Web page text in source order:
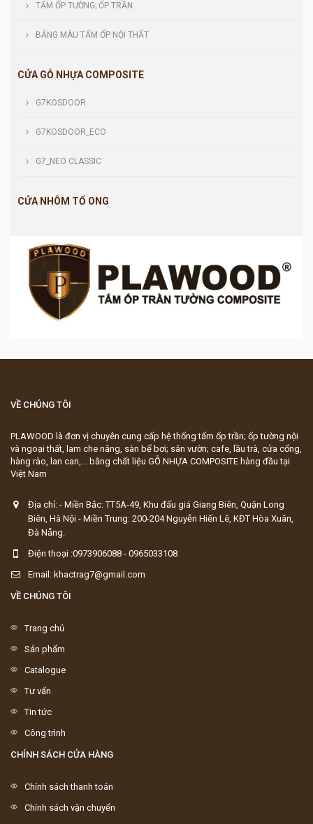
TẤM ỐP TƯỜNG; ỐP TRẦN
BẢNG MÀU TẤM ỐP NỘI THẤT
CỬA GỖ NHỰA COMPOSITE
G7KOSDOOR
G7KOSDOOR_ECO
G7_NEO CLASSIC
CỬA NHÔM TỔ ONG
VỀ CHÚNG TÔI
PLAWOOD là đơn vị chuyên cung cấp hệ thống tấm ốp trần; ốp tường nội
và ngoại thất, lam che nắng, sàn bể bơi; sân vườn; cafe, lầu trà, cửa cổng,
hàng rào, lan can,... bằng chất liệu GỖ NHỰA COMPOSITE hàng đầu tại
Việt Nam
Địa chỉ: - Miền Bắc: TT5A-49, Khu đấu giá Giang Biên, Quận Long
Biên, Hà Nội - Miền Trung: 200-204 Nguyễn Hiến Lê, KĐT Hòa Xuân,
Đà Nẵng.
Điện thoại :0973906088 - 0965033108
Email: khactrag7@gmail.com
VỀ CHÚNG TÔI
Trang chủ
Sản phẩm
Catalogue
Tư vấn
Tin tức
Công trình
CHÍNH SÁCH CỬA HÀNG
Chính sách thanh toán
Chính sách vận chuyển